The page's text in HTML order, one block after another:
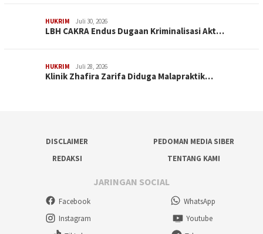
HUKRIM Juli 30, 2026
LBH CAKRA Endus Dugaan Kriminalisasi Akt…
HUKRIM Juli 28, 2026
Klinik Zhafira Zarifa Diduga Malapraktik…
DISCLAIMER
PEDOMAN MEDIA SIBER
REDAKSI
TENTANG KAMI
JARINGAN SOCIAL
Facebook
WhatsApp
Instagram
Youtube